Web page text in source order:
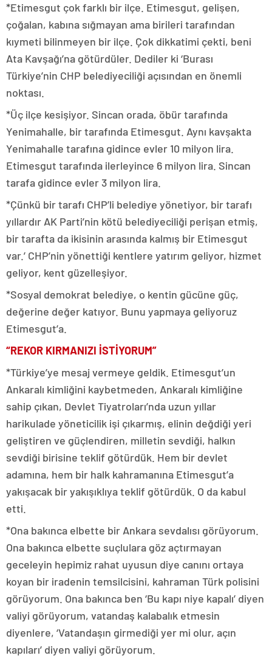
*Etimesgut çok farklı bir ilçe. Etimesgut, gelişen,
çoğalan, kabına sığmayan ama birileri tarafından
kıymeti bilinmeyen bir ilçe. Çok dikkatimi çekti, beni
Ata Kavşağı’na götürdüler. Dediler ki ‘Burası
Türkiye’nin CHP belediyeciliği açısından en önemli
noktası.
*Üç ilçe kesişiyor. Sincan orada, öbür tarafında
Yenimahalle, bir tarafında Etimesgut. Aynı kavşakta
Yenimahalle tarafına gidince evler 10 milyon lira.
Etimesgut tarafında ilerleyince 6 milyon lira. Sincan
tarafa gidince evler 3 milyon lira.
*Çünkü bir tarafı CHP’li belediye yönetiyor, bir tarafı
yıllardır AK Parti’nin kötü belediyeciliği perişan etmiş,
bir tarafta da ikisinin arasında kalmış bir Etimesgut
var.’ CHP’nin yönettiği kentlere yatırım geliyor, hizmet
geliyor, kent güzelleşiyor.
*Sosyal demokrat belediye, o kentin gücüne güç,
değerine değer katıyor. Bunu yapmaya geliyoruz
Etimesgut’a.
“REKOR KIRMANIZI İSTİYORUM”
*Türkiye’ye mesaj vermeye geldik. Etimesgut’un
Ankaralı kimliğini kaybetmeden, Ankaralı kimliğine
sahip çıkan, Devlet Tiyatroları’nda uzun yıllar
harikulade yöneticilik işi çıkarmış, elinin değdiği yeri
geliştiren ve güçlendiren, milletin sevdiği, halkın
sevdiği birisine teklif götürdük. Hem bir devlet
adamına, hem bir halk kahramanına Etimesgut’a
yakışacak bir yakışıklıya teklif götürdük. O da kabul
etti.
*Ona bakınca elbette bir Ankara sevdalısı görüyorum.
Ona bakınca elbette suçlulara göz açtırmayan
geceleyin hepimiz rahat uyusun diye canını ortaya
koyan bir iradenin temsilcisini, kahraman Türk polisini
görüyorum. Ona bakınca ben ‘Bu kapı niye kapalı’ diyen
valiyi görüyorum, vatandaş kalabalık etmesin
diyenlere, ‘Vatandaşın girmediği yer mi olur, açın
kapıları’ diyen valiyi görüyorum.